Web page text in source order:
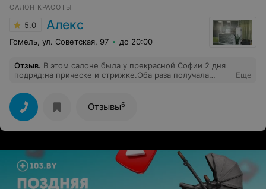
САЛОН КРАСОТЫ
5.0 Алекс
Гомель, ул. Советская, 97 до 20:00
Отзыв. В этом салоне была у прекрасной Софии 2 дня
подряд:на прическе и стрижке.Оба раза получала
уровне!!!Искренне всем рекомендую услуги Софии!!!
Буду в Гомеле,обязательно зайду в салон Алекс к
Софии)))
Еще
Отзывы6